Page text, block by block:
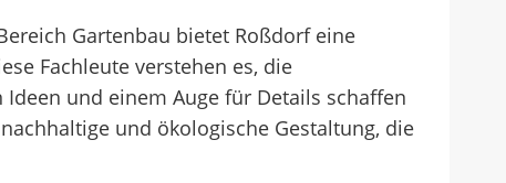
Gartenbau bietet Roßdorf eine
Fachleute verstehen es, die
und einem Auge für Details schaffen
und ökologische Gestaltung, die